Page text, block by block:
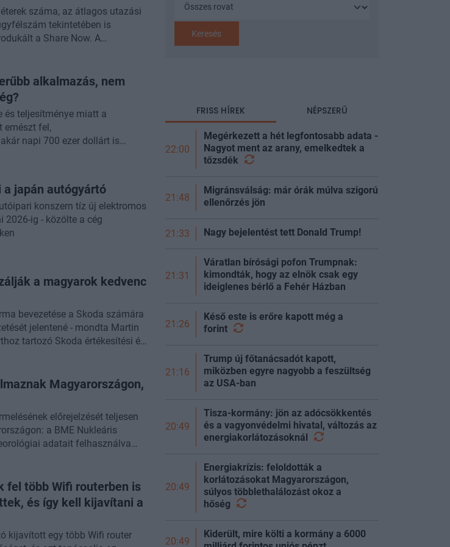
száma, az átlagos utazási
tekintetében is
a Share Now. A
hónapjában. Ugyanezt jelzi
üteme is: a négy év során
8 millió 2022 „termése” -
t.
alkalmazás, nem
és teljesítménye miatt a
emészt fel,
napi 700 ezer dollárt is
japán autógyártó
konszern tíz új elektromos
ig - közölte a cég
a magyarok kedvenc
bevezetése a Skoda számára
jelentené - mondta Martin
tartozó Skoda értékesítési és
Magyarországon,
előrejelzését teljesen
a BME Nukleáris
adatait felhasználva
mellett szóló eredményeket
a hidrogén felhasználásra
fel több Wifi routerben is
és így kell kijavítani a
kijavított egy több Wifi router
Keresés
FRISS HÍREK NÉPSZERŰ
22:00
Megérkezett a hét legfontosabb adata -
Nagyot ment az arany, emelkedtek a
tőzsdék
21:48
Migránsválság: már órák múlva szigorú
ellenőrzés jön
21:33 Nagy bejelentést tett Donald Trump!
21:31
Váratlan bírósági pofon Trumpnak:
kimondták, hogy az elnök csak egy
ideiglenes bérlő a Fehér Házban
21:26
Késő este is erőre kapott még a
forint
21:16
Trump új főtanácsadót kapott,
miközben egyre nagyobb a feszültség
az USA-ban
20:49
Tisza-kormány: jön az adócsökkentés
és a vagyonvédelmi hivatal, változás az
energiakorlátozásoknál
20:49
Energiakrízis: feloldották a
korlátozásokat Magyarországon,
súlyos többlethalálozást okoz a
hőség
20:49
Kiderült, mire költi a kormány a 6000